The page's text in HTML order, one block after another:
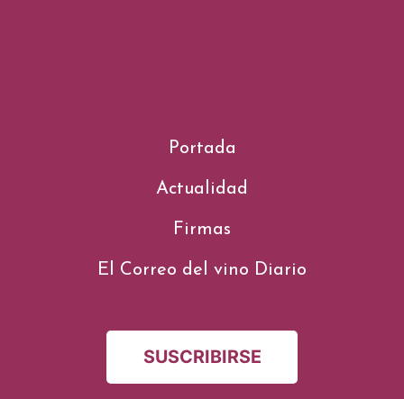
Portada
Actualidad
Firmas
El Correo del vino Diario
SUSCRIBIRSE